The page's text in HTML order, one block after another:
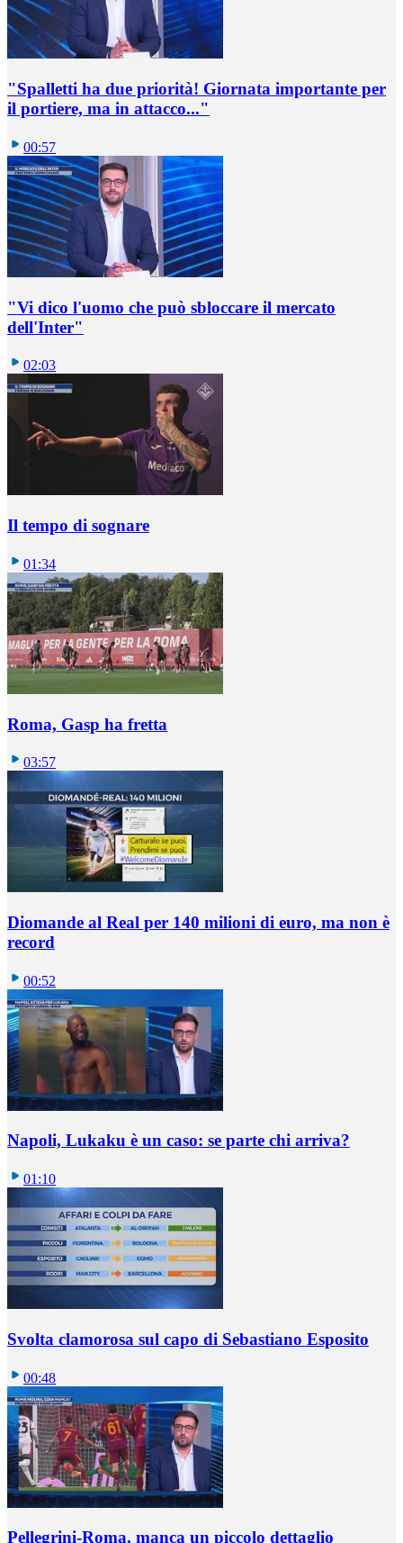
"Spalletti ha due priorità! Giornata importante per
il portiere, ma in attacco..."
00:57
"Vi dico l'uomo che può sbloccare il mercato
dell'Inter"
02:03
Il tempo di sognare
01:34
Roma, Gasp ha fretta
03:57
Diomande al Real per 140 milioni di euro, ma non è
record
00:52
Napoli, Lukaku è un caso: se parte chi arriva?
01:10
Svolta clamorosa sul capo di Sebastiano Esposito
00:48
Pellegrini-Roma, manca un piccolo dettaglio